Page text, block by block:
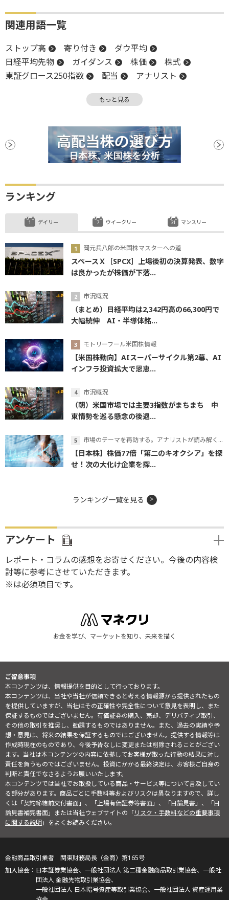
関連用語一覧
ストップ高 寄り付き
ダウ平均
日経平均先物
ガイダンス 株価
株式
東証グロース250指数
配当
アナリスト
上方修正
前場 増益 増配
年初来高値
反発
反落 引け 上値
営業利益
決算 後場 前引け
底
もっと見る
ランキング
デイリー
岡元兵八郎の米国株マスターへの道
スペースＸ［SPCX］上場後初の決算発表、数字
は良かったが株価が下落...
市況概況
（まとめ）日経平均は2,342円高の66,300円で
大幅続伸 AI・半導体銘...
モトリーフール米国株情報
【米国株動向】AIスーパーサイクル第2幕、AI
インフラ投資拡大で恩恵...
市況概況
（朝）米国市場では主要3指数がまちまち 中
東情勢を巡る懸念の後退...
市場のテーマを再訪する。アナリストが読み解くテーマの本質
【日本株】株価77倍「第二のキオクシア」を探
せ！次の大化け企業を探...
ウイークリー マンスリー
ランキング一覧を見る
アンケート
レポート・コラムの感想をお寄せください。今後の内容検
討等に参考にさせていただきます。
※は必須項目です。
お金を学び、マーケットを知り、未来を描く
ご留意事項
本コンテンツは、情報提供を目的として行っております。
本コンテンツは、当社や当社が信頼できると考える情報源から提供されたもの
を提供していますが、当社はその正確性や完全性について意見を表明し、また
保証するものではございません。有価証券の購入、売却、デリバティブ取引、
その他の取引を推奨し、勧誘するものではありません。また、過去の実績や予
想・意見は、将来の結果を保証するものではございません。提供する情報等は
作成時現在のものであり、今後予告なしに変更または削除されることがござい
ます。当社は本コンテンツの内容に依拠してお客様が取った行動の結果に対し
責任を負うものではございません。投資にかかる最終決定は、お客様ご自身の
判断と責任でなさるようお願いいたします。
本コンテンツでは当社でお取扱している商品・サービス等について言及してい
る部分があります。商品ごとに手数料等およびリスクは異なりますので、詳し
くは「契約締結前交付書面」、「上場有価証券等書面」、「目論見書」、「目
論見書補完書面」または当社ウェブサイトの「リスク・手数料などの重要事項
に関する説明」をよくお読みください。
金融商品取引業者 関東財務局長（金商）第165号
日本証券業協会、一般社団法人 第二種金融商品取引業協会、一般社
団法人 金融先物取引業協会、
一般社団法人 日本暗号資産等取引業協会、一般社団法人 資産運用業